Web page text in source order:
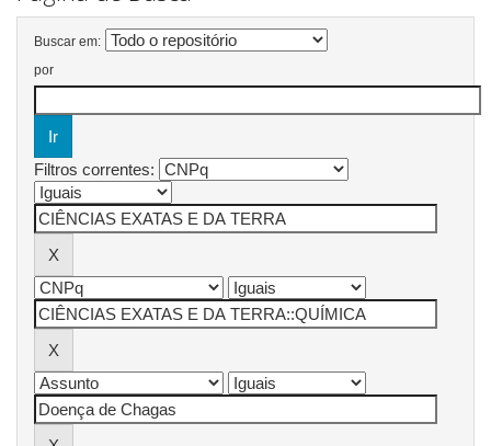
Buscar em:
por
Filtros correntes: